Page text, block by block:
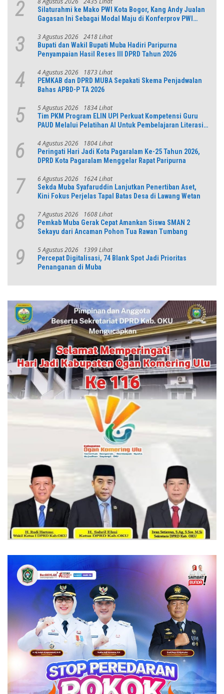
2
Silaturahmi ke Mako PWI Kota Bogor, Kang Andy Jualan
Gagasan Ini Sebagai Modal Maju di Konferprov PWI
3 3 Agustus 2026 2418 Lihat
Bupati dan Wakil Bupati Muba Hadiri Paripurna
Penyampaian Hasil Reses III DPRD Tahun 2026
4 4 Agustus 2026 1873 Lihat
PEMKAB dan DPRD MUBA Sepakati Skema Penjadwalan
Bahas APBD-P TA 2026
5 5 Agustus 2026 1834 Lihat
Tim PKM Program ELIN UPI Perkuat Kompetensi Guru
PAUD Melalui Pelatihan AI Untuk Pembelajaran Literasi
6 4 Agustus 2026 1804 Lihat
Peringati Hari Jadi Kota Pagaralam Ke-25 Tahun 2026,
DPRD Kota Pagaralam Menggelar Rapat Paripurna
7 6 Agustus 2026 1624 Lihat
Sekda Muba Syafaruddin Lanjutkan Penertiban Aset,
Kini Fokus Perjelas Tapal Batas Desa di Lawang Wetan
8 7 Agustus 2026 1608 Lihat
Pemkab Muba Gerak Cepat Amankan Siswa SMAN 2
Sekayu dari Ancaman Pohon Tua Rawan Tumbang
9 5 Agustus 2026 1399 Lihat
Percepat Digitalisasi, 74 Blank Spot Jadi Prioritas
Penanganan di Muba